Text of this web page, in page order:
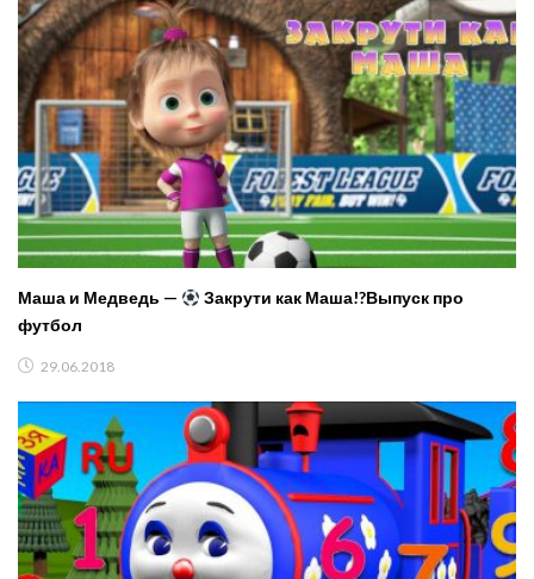
Маша и Медведь —
Закрути как Маша!?Выпуск про
футбол
29.06.2018